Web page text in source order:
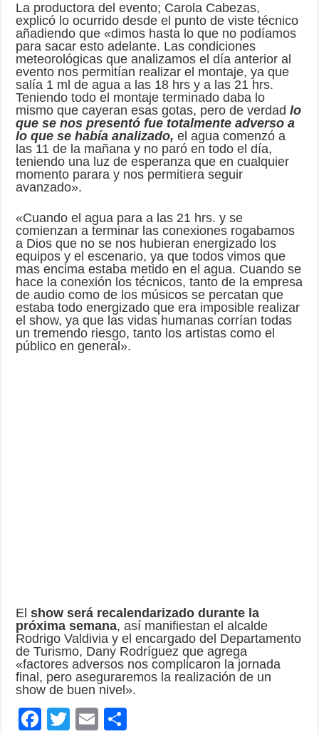
La productora del evento; Carola Cabezas,
explicó lo ocurrido desde el punto de viste técnico
añadiendo que «dimos hasta lo que no podíamos
para sacar esto adelante. Las condiciones
meteorológicas que analizamos el día anterior al
evento nos permitían realizar el montaje, ya que
salía 1 ml de agua a las 18 hrs y a las 21 hrs.
Teniendo todo el montaje terminado daba lo
mismo que cayeran esas gotas, pero de verdadlo
que se nos presentó fue totalmente adverso a
lo que se había analizado, el agua comenzó a
las 11 de la mañana y no paró en todo el día,
teniendo una luz de esperanza que en cualquier
momento parara y nos permitiera seguir
avanzado».
«Cuando el agua para a las 21 hrs. y se
comienzan a terminar las conexiones rogabamos
a Dios que no se nos hubieran energizado los
equipos y el escenario, ya que todos vimos que
mas encima estaba metido en el agua. Cuando se
hace la conexión los técnicos, tanto de la empresa
de audio como de los músicos se percatan que
estaba todo energizado que era imposible realizar
el show, ya que las vidas humanas corrían todas
un tremendo riesgo, tanto los artistas como el
público en general».
Elshow será recalendarizado durante la
próxima semana, así manifiestan el alcalde
Rodrigo Valdivia y el encargado del Departamento
de Turismo, Dany Rodríguez que agrega
«factores adversos nos complicaron la jornada
final, pero aseguraremos la realización de un
show de buen nivel».
F
T
E